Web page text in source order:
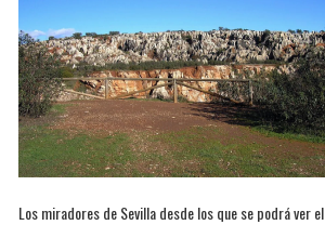
Los miradores de Sevilla desde los que se podrá ver el